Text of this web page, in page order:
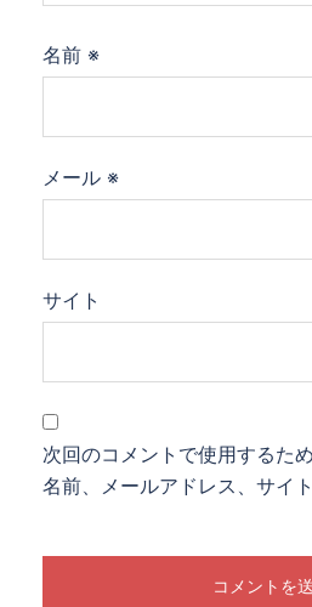
名前 ※
メール ※
サイト
次回のコメントで使用するた
名前、メールアドレス、サイ